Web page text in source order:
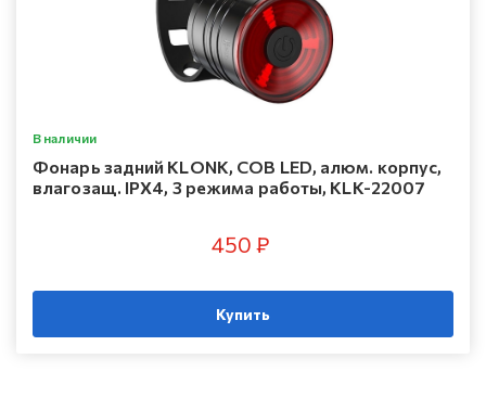
В наличии
Фонарь задний KLONK, COB LED, алюм. корпус,
влагозащ. IPX4, 3 режима работы, KLK-22007
450 ₽
Купить